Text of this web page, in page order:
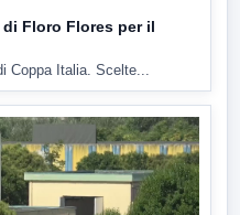
Floro Flores per il
Coppa Italia. Scelte...